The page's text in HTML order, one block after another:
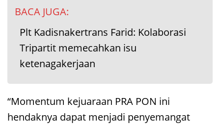
BACA JUGA:
Plt Kadisnakertrans Farid: Kolaborasi
Tripartit memecahkan isu
ketenagakerjaan
“Momentum kejuaraan PRA PON ini
hendaknya dapat menjadi penyemangat